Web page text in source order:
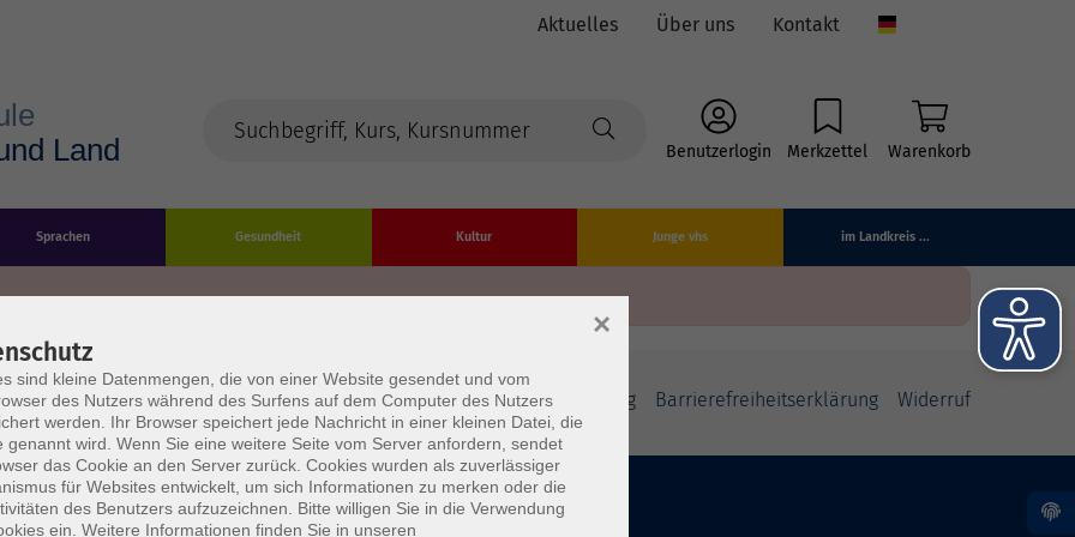
Aktuelles Über uns Kontakt
Benutzerlogin Merkzettel Warenkorb
Sprachen Gesundheit Kultur Junge vhs im Landkreis ...
Impressum Datenschutzerklärung AGB/Widerrufsbelehrung Barrierefreiheitserklärung Widerruf
sind kleine Datenmengen, die von einer Website gesendet und vom
des Nutzers während des Surfens auf dem Computer des Nutzers
werden. Ihr Browser speichert jede Nachricht in einer kleinen Datei, die
genannt wird. Wenn Sie eine weitere Seite vom Server anfordern, sendet
das Cookie an den Server zurück. Cookies wurden als zuverlässiger
für Websites entwickelt, um sich Informationen zu merken oder die
des Benutzers aufzuzeichnen. Bitte willigen Sie in die Verwendung
ein. Weitere Informationen finden Sie in unseren
×